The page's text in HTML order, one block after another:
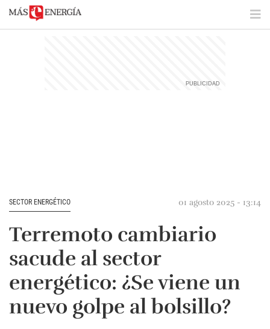
SECTOR ENERGÉTICO 01 agosto 2025 - 13:14
Terremoto cambiario
sacude al sector
energético: ¿Se viene un
nuevo golpe al bolsillo?